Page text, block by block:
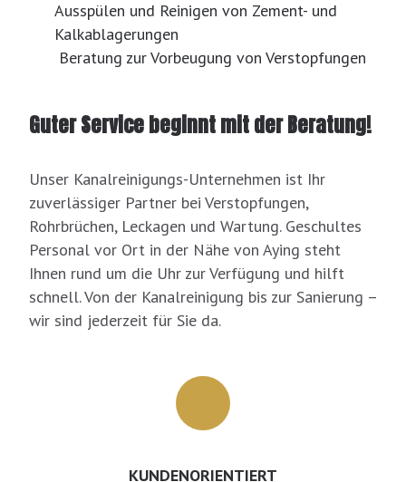
Ausspülen und Reinigen von Zement- und
Kalkablagerungen
Beratung zur Vorbeugung von Verstopfungen
Guter Service beginnt mit der Beratung!
Unser Kanalreinigungs-Unternehmen ist Ihr
zuverlässiger Partner bei Verstopfungen,
Rohrbrüchen, Leckagen und Wartung. Geschultes
Personal vor Ort in der Nähe von Aying steht
Ihnen rund um die Uhr zur Verfügung und hilft
schnell. Von der Kanalreinigung bis zur Sanierung –
wir sind jederzeit für Sie da.
KUNDENORIENTIERT